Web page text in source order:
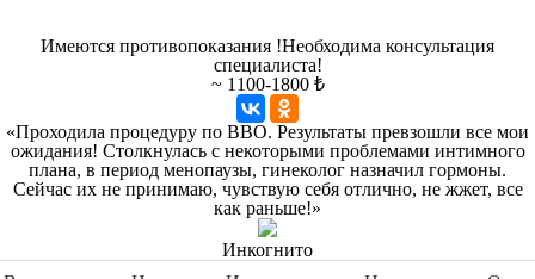
Имеются противопоказания !Необходима консультация
специалиста!
~ 1100-1800 ₺
«Проходила процедуру по ВВО. Результаты превзошли все мои
ожидания! Столкнулась с некоторыми проблемами интимного
плана, в период менопаузы, гинеколог назначил гормоны.
Сейчас их не принимаю, чувствую себя отлично, не жжет, все
как раньше!»
Инкогнито